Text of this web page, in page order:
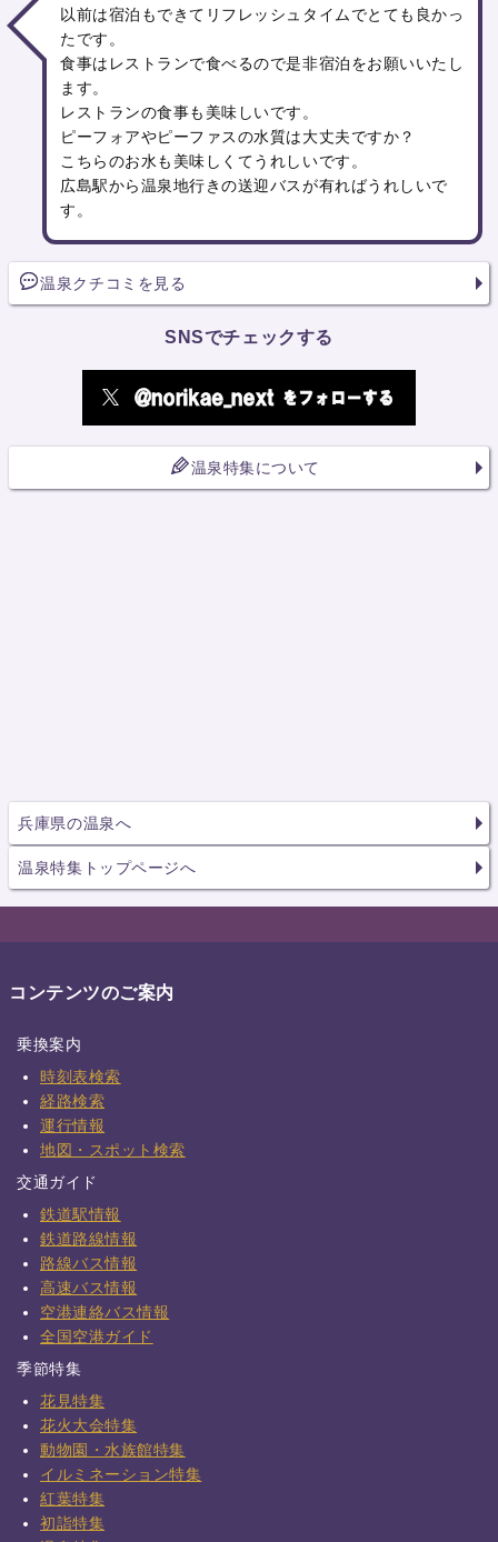
以前は宿泊もできてリフレッシュタイムでとても良かっ
たです。
食事はレストランで食べるので是非宿泊をお願いいたし
ます。
レストランの食事も美味しいです。
ピーフォアやピーファスの水質は大丈夫ですか？
こちらのお水も美味しくてうれしいです。
広島駅から温泉地行きの送迎バスが有ればうれしいで
す。
温泉クチコミを見る
SNSでチェックする
温泉特集について
兵庫県の温泉へ
温泉特集トップページへ
コンテンツのご案内
乗換案内
時刻表検索
経路検索
運行情報
地図・スポット検索
交通ガイド
鉄道駅情報
鉄道路線情報
路線バス情報
高速バス情報
空港連絡バス情報
全国空港ガイド
季節特集
花見特集
花火大会特集
動物園・水族館特集
イルミネーション特集
紅葉特集
初詣特集